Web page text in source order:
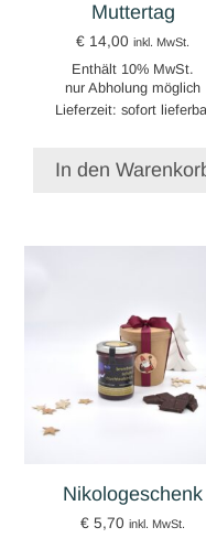
Muttertag
€ 14,00 inkl. MwSt.
Enthält 10% MwSt.
nur Abholung möglich
Lieferzeit: sofort
In den
Nikologeschenk
€ 5,70 inkl. MwSt.